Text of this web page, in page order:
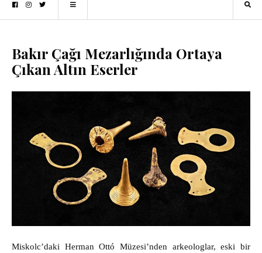
Bakır Çağı Mezarlığında Ortaya
Çıkan Altın Eserler
Miskolc’daki Herman Ottó Müzesi’nden arkeologlar, eski bir